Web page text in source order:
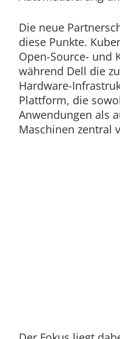
Die neue
diese Punkte.
Open-Source- und
während Dell die
Hardware-
Plattform, die
Anwendungen als
Maschinen zentral